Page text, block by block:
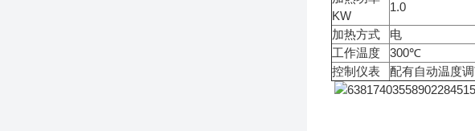
KW
1.0
加热方式
电
工作温度
300℃
控制仪表
配有自动温度